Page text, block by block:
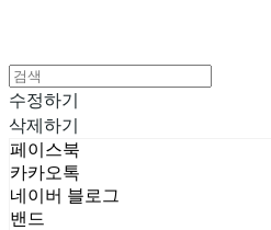
수정하기
삭제하기
페이스북
카카오톡
네이버 블로그
밴드